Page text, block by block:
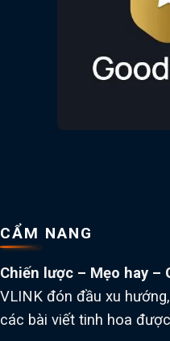
CẨM NANG
Chiến lược – Mẹo hay –
VLINK đón đầu xu
các bài viết tinh hoa